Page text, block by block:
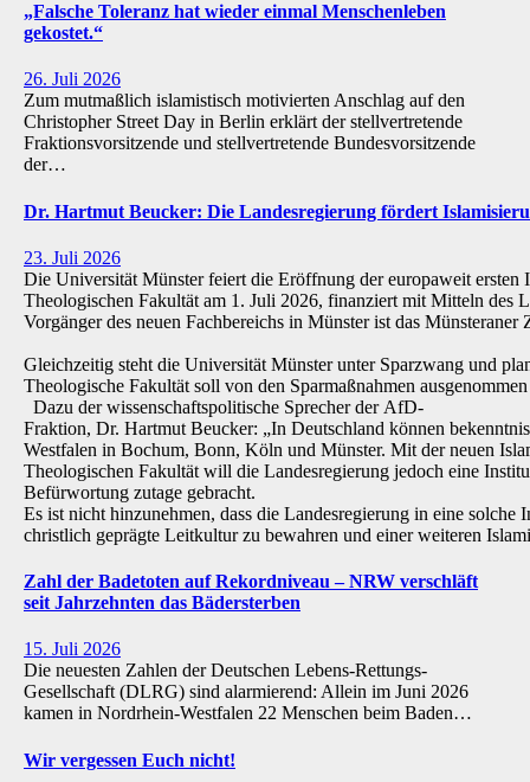
„Falsche Toleranz hat wieder einmal Menschenleben
gekostet.“
26. Juli 2026
Zum mutmaßlich islamistisch motivierten Anschlag auf den
Christopher Street Day in Berlin erklärt der stellvertretende
Fraktionsvorsitzende und stellvertretende Bundesvorsitzende
der…
Dr. Hartmut Beucker: Die Landesregierung fördert
23. Juli 2026
Die Universität Münster feiert die Eröffnung der europaweit ersten
Theologischen Fakultät am 1. Juli 2026, finanziert mit Mitteln des
Vorgänger des neuen Fachbereichs in Münster ist das
Gleichzeitig steht die Universität Münster unter Sparzwang und
Theologische Fakultät soll von den Sparmaßnahmen
Dazu der wissenschaftspolitische Sprecher der AfD-
Fraktion, Dr. Hartmut Beucker: „In Deutschland können
Westfalen in Bochum, Bonn, Köln und Münster. Mit der neuen
Theologischen Fakultät will die Landesregierung jedoch eine
Befürwortung zutage gebracht.
Es ist nicht hinzunehmen, dass die Landesregierung in eine
christlich geprägte Leitkultur zu bewahren und einer weiteren
Zahl der Badetoten auf Rekordniveau – NRW verschläft
seit Jahrzehnten das Bädersterben
15. Juli 2026
Die neuesten Zahlen der Deutschen Lebens-Rettungs-
Gesellschaft (DLRG) sind alarmierend: Allein im Juni 2026
kamen in Nordrhein-Westfalen 22 Menschen beim Baden…
Wir vergessen Euch nicht!